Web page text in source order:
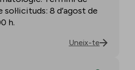
8 d’agost de
h.
Uneix-te